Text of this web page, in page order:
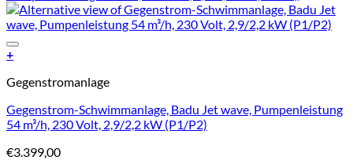
+
Gegenstromanlage
Gegenstrom-Schwimmanlage, Badu Jet wave, Pumpenleistung
54 m³/h, 230 Volt, 2,9/2,2 kW (P1/P2)
€3.399,00